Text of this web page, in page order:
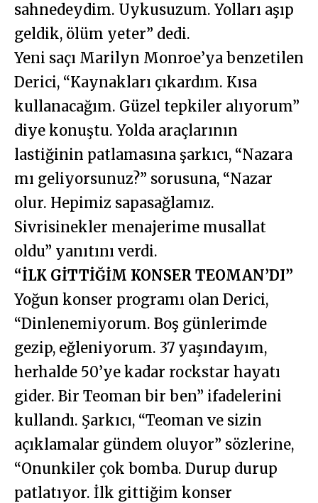
sahnedeydim. Uykusuzum. Yolları aşıp
geldik, ölüm yeter” dedi.
Yeni saçı Marilyn Monroe’ya benzetilen
Derici, “Kaynakları çıkardım. Kısa
kullanacağım. Güzel tepkiler alıyorum”
diye konuştu. Yolda araçlarının
lastiğinin patlamasına şarkıcı, “Nazara
mı geliyorsunuz?” sorusuna, “Nazar
olur. Hepimiz sapasağlamız.
Sivrisinekler menajerime musallat
oldu” yanıtını verdi.
“İLK GİTTİĞİM KONSER TEOMAN’DI”
Yoğun konser programı olan Derici,
“Dinlenemiyorum. Boş günlerimde
gezip, eğleniyorum. 37 yaşındayım,
herhalde 50’ye kadar rockstar hayatı
gider. Bir Teoman bir ben” ifadelerini
kullandı. Şarkıcı, “Teoman ve sizin
açıklamalar gündem oluyor” sözlerine,
“Onunkiler çok bomba. Durup durup
patlatıyor. İlk gittiğim konser